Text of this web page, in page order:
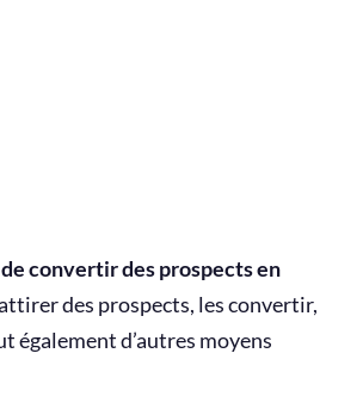
convertir des prospects en
des prospects, les convertir,
également d’autres moyens